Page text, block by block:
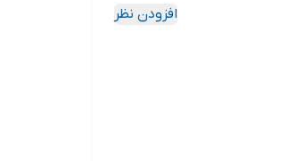
افزودن نظر